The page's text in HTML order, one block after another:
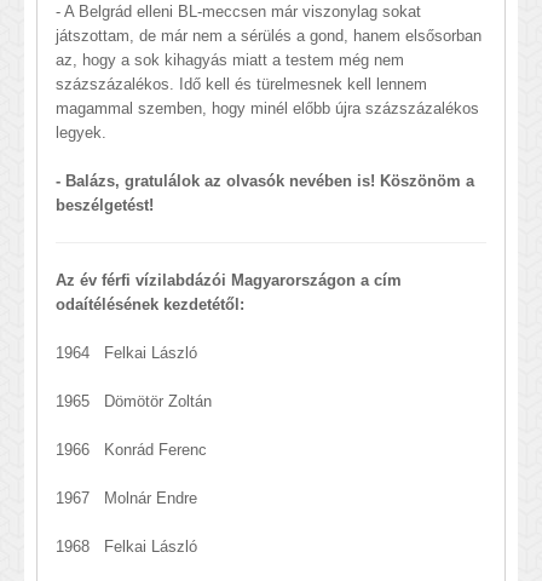
- A Belgrád elleni BL-meccsen már viszonylag sokat
játszottam, de már nem a sérülés a gond, hanem elsősorban
az, hogy a sok kihagyás miatt a testem még nem
százszázalékos. Idő kell és türelmesnek kell lennem
magammal szemben, hogy minél előbb újra százszázalékos
legyek.
- Balázs, gratulálok az olvasók nevében is! Köszönöm a
beszélgetést!
Az év férfi vízilabdázói Magyarországon a cím
odaítélésének kezdetétől:
1964 Felkai László
1965 Dömötör Zoltán
1966 Konrád Ferenc
1967 Molnár Endre
1968 Felkai László